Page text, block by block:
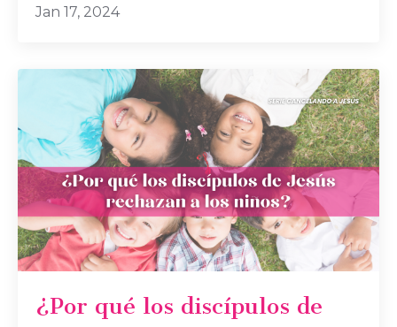
Jan 17, 2024
¿Por qué los discípulos de